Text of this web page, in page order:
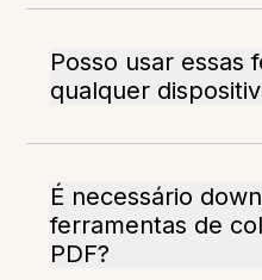
Posso usar essas
qualquer
É necessário
ferramentas de
PDF?